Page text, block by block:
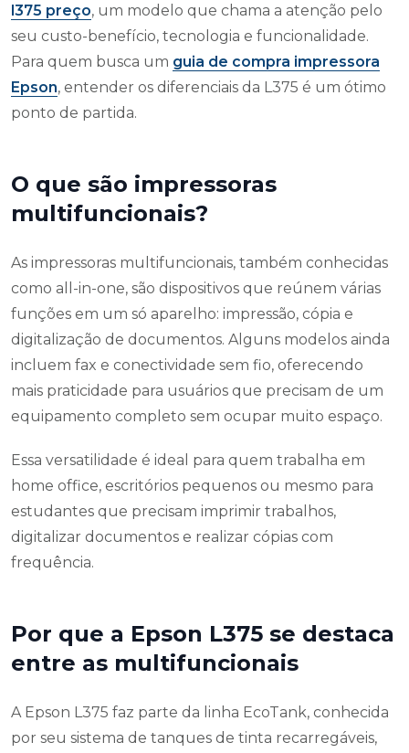
l375 preço, um modelo que chama a atenção pelo
seu custo-benefício, tecnologia e funcionalidade.
Para quem busca um guia de compra impressora
Epson, entender os diferenciais da L375 é um ótimo
ponto de partida.
O que são impressoras
multifuncionais?
As impressoras multifuncionais, também conhecidas
como all-in-one, são dispositivos que reúnem várias
funções em um só aparelho: impressão, cópia e
digitalização de documentos. Alguns modelos ainda
incluem fax e conectividade sem fio, oferecendo
mais praticidade para usuários que precisam de um
equipamento completo sem ocupar muito espaço.
Essa versatilidade é ideal para quem trabalha em
home office, escritórios pequenos ou mesmo para
estudantes que precisam imprimir trabalhos,
digitalizar documentos e realizar cópias com
frequência.
Por que a Epson L375 se destaca
entre as multifuncionais
A Epson L375 faz parte da linha EcoTank, conhecida
por seu sistema de tanques de tinta recarregáveis,